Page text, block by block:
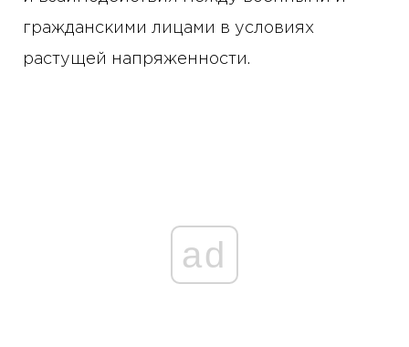
гражданскими лицами в условиях
растущей напряженности.
ad